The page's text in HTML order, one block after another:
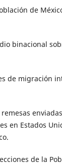
población de
binacional
de
remesas
en Estados
de la